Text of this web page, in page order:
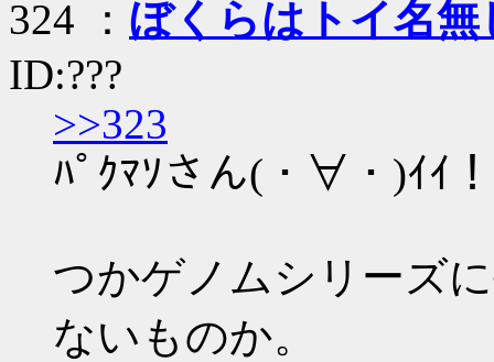
324 ： ぼくらはトイ名無
ID:???
>>323
ﾊﾟｸﾏｿさん(・∀・)ｲｲ！
つかゲノムシリーズ
ないものか。